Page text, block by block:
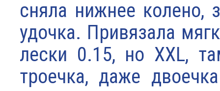
сняла нижнее колено,
удочка. Привязала
лески 0.15, но XXL,
троечка, даже